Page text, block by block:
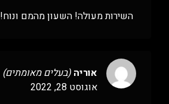
השירות מעולה! השעון מהמם ונוח!
אוריה (בעלים מאומתים)
אוגוסט 28, 2022